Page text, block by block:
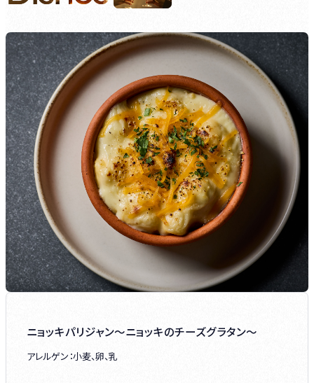
ニョッキパリジャン～ニョッキのチーズグラタン～
アレルゲン：小麦、卵、乳